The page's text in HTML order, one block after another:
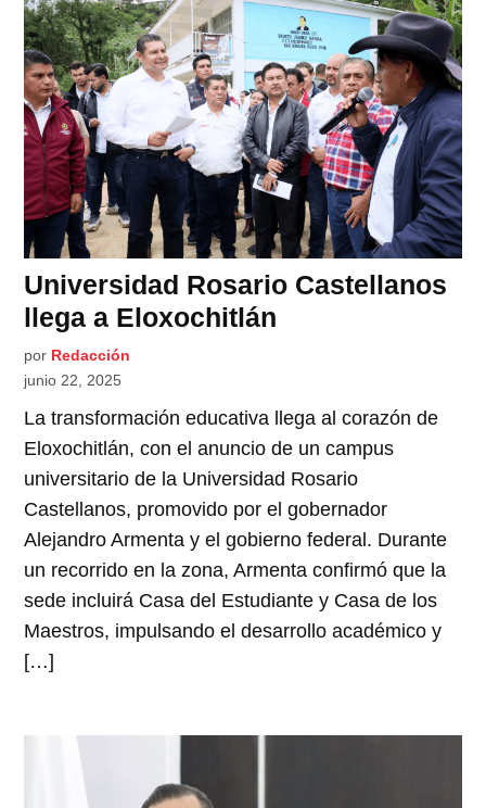
Universidad Rosario Castellanos
llega a Eloxochitlán
por Redacción
junio 22, 2025
La transformación educativa llega al corazón de
Eloxochitlán, con el anuncio de un campus
universitario de la Universidad Rosario
Castellanos, promovido por el gobernador
Alejandro Armenta y el gobierno federal. Durante
un recorrido en la zona, Armenta confirmó que la
sede incluirá Casa del Estudiante y Casa de los
Maestros, impulsando el desarrollo académico y
[…]